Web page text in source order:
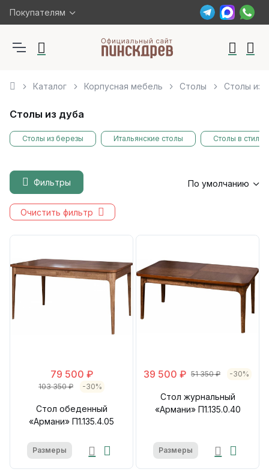
Покупателям
Каталог Корпусная мебель Столы Столы из
Столы из дуба
Столы из березы Итальянские столы Столы в стиле
Фильтры По умолчанию
Очистить фильтр
79 500 ₽
103 350 ₽ -30%
Стол обеденный
«Армани» П1.135.4.05
Размеры
39 500 ₽ 51 350 ₽ -30%
Стол журнальный
«Армани» П1.135.0.40
Размеры